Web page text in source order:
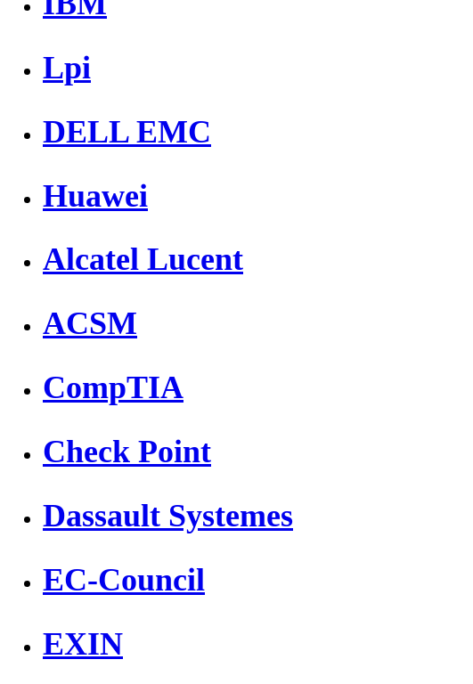
Lpi
DELL EMC
Huawei
Alcatel Lucent
ACSM
CompTIA
Check Point
Dassault Systemes
EC-Council
EXIN